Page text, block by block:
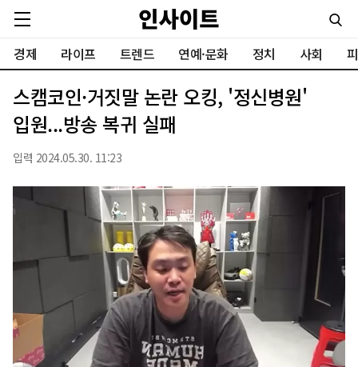
경제 라이프 트렌드 연예·문화 정치 사회
스캠코인·거짓말 논란 오킹, '정신병원'
입원...방송 복귀 실패
입력 2024.05.30. 11:23